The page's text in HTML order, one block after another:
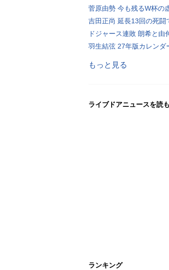
菅原由勢 今も残るW杯の
吉田正尚 延長13回の死闘
ドジャース連敗 朗希と由
羽生結弦 27年版カレンダ
もっと見る
ライブドアニュースを読
ランキング